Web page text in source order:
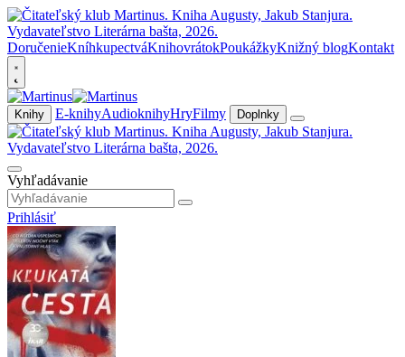
DoručenieKníhkupectváKnihovrátokPoukážkyKnižný blogKontakt
Knihy E-knihyAudioknihyHryFilmy Doplnky
Vyhľadávanie
Prihlásiť